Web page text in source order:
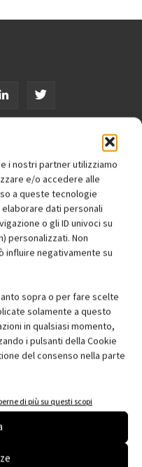
i nostri partner utilizziamo
e/o accedere alle
a queste tecnologie
dati personali
o gli ID univoci su
personalizzati. Non
influire negativamente su
sopra o per fare scelte
solamente a questo
in qualsiasi momento,
i pulsanti della Cookie
del consenso nella parte
di più su questi scopi
al Registro delle imprese di Milano: